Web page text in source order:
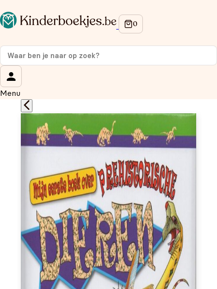
Menu
Op de hoogte blijven van onze acties?
Meld je aan voor onze nieuwsbrief en ontvang
op je eerste aankoop!
Wat is je voornaam?
Wat is je e-mailadres?*
Aanmelden
We gebruiken je gegevens om contact op te nemen, in
overeenstemming met onsprivacybeleid.